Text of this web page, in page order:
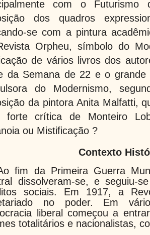
com o Futurismo
dos quadros
se com a pintura
Orpheu, símbolo do
de vários livros dos
da Semana de 22 e o
do Modernismo,
da pintora Anita Malfatti,
forte crítica de Monteiro
ou Mistificação ?
Contexto
fim da Primeira Guerra
dissolveram-se, e seguiu-
sociais. Em 1917, a
no poder. Em
liberal começou a
totalitários e nacionalistas,